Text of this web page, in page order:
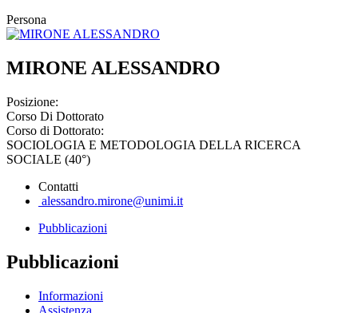
Persona
MIRONE ALESSANDRO
Posizione:
Corso Di Dottorato
Corso di Dottorato:
SOCIOLOGIA E METODOLOGIA DELLA RICERCA
SOCIALE (40°)
Contatti
alessandro.mirone@unimi.it
Pubblicazioni
Pubblicazioni
Informazioni
Assistenza